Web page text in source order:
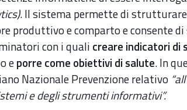
. Il sistema permette di strutturare
produttivo e comparto e consente
con i quali creare indicatori di
eporre come obiettivi di salute. In
Nazionale Prevenzione relativo
e degli strumenti informativi”.